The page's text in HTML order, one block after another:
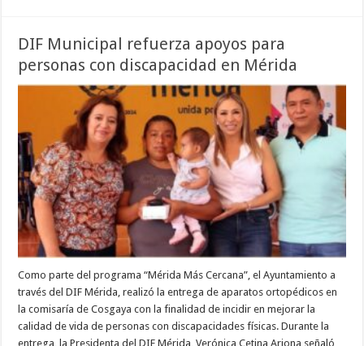
DIF Municipal refuerza apoyos para
personas con discapacidad en Mérida
Como parte del programa “Mérida Más Cercana”, el Ayuntamiento a
través del DIF Mérida, realizó la entrega de aparatos ortopédicos en
la comisaría de Cosgaya con la finalidad de incidir en mejorar la
calidad de vida de personas con discapacidades físicas. Durante la
entrega, la Presidenta del DIF Mérida, Verónica Cetina Arjona señaló